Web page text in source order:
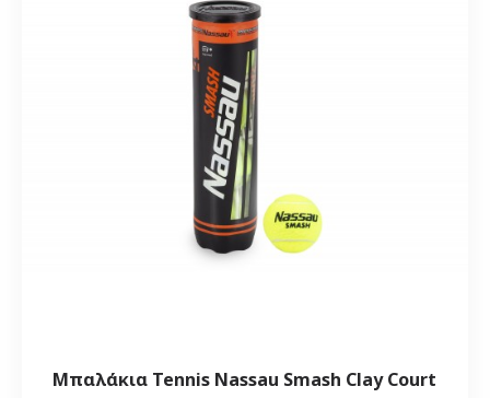
Μπαλάκια Tennis Nassau Smash Clay Court